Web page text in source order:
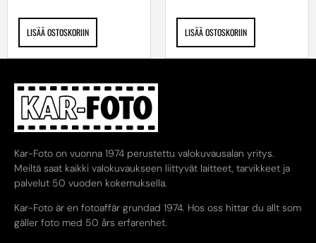
LISÄÄ OSTOSKORIIN LISÄÄ OSTOSKORIIN
Kar-Foto on vuonna 1974 perustettu valokuvausalan yritys.
Meiltä saat kaikki valokuvaukseen liittyvät laitteet, tarvikkeet ja
palvelut 50 vuoden kokemuksella.
Kar-Foto är en fotoaffär grundad 1974. Hos oss hittar du allt som
gäller foto med 50 års erfarenhet.